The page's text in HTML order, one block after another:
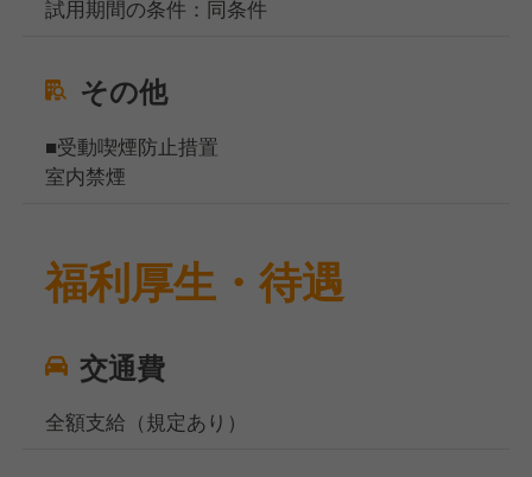
試用期間の条件：同条件
その他
■受動喫煙防止措置
室内禁煙
福利厚生・待遇
交通費
全額支給（規定あり）